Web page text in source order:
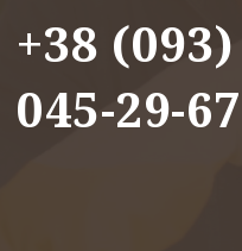
+38 (093)
045-29-67